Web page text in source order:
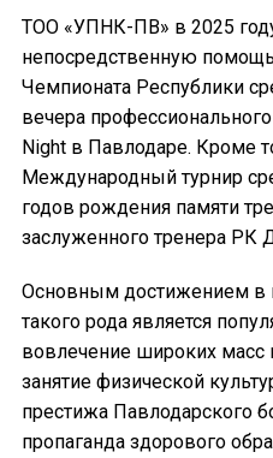
ТОО «УПНК-ПВ» в 2025
непосредственную
Чемпионата Республики
вечера
Night в Павлодаре. Кроме
Международный турнир
годов рождения памяти
заслуженного тренера РК
Основным достижением в
такого рода является
вовлечение широких масс
занятие физической
престижа Павлодарского
пропаганда здорового